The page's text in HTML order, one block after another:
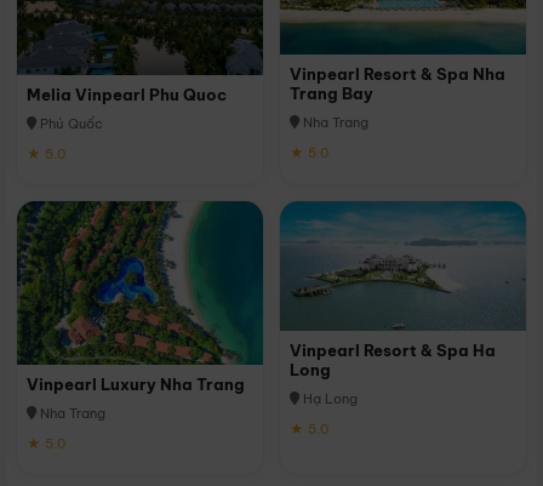
Melia Vinpearl Phu Quoc
Phú Quốc
★ 5.0
Vinpearl Resort & Spa Nha
Trang Bay
Nha Trang
★ 5.0
Vinpearl Luxury Nha Trang
Nha Trang
★ 5.0
Vinpearl Resort & Spa Ha
Long
Hạ Long
★ 5.0